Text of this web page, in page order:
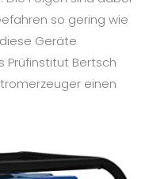
so gering wie
Geräte
Prüfinstitut Bertsch
einen